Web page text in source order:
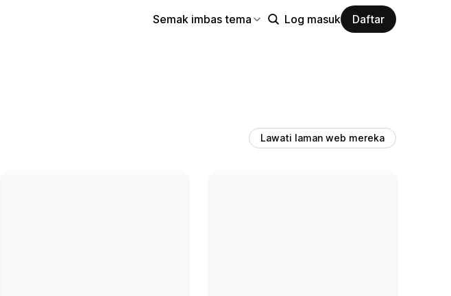
Semak imbas tema Log masuk Daftar
Lawati laman web mereka